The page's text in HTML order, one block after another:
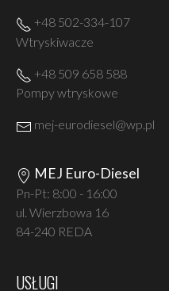
+48 502-334-107
Wtryskiwacze
+48 509 658 588
Pompy wtryskowe
mej-eurodiesel@wp.pl
MEJ Euro-Diesel
Pn-Pt: 8:00 - 16:00
ul. Wierzbowa 16
84-240 REDA
USŁUGI